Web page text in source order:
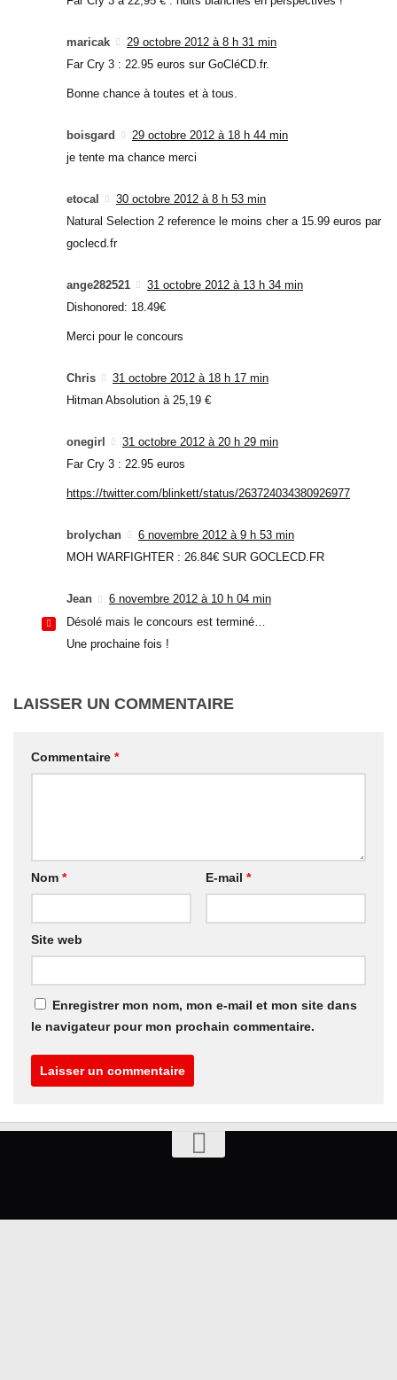
maricak
29 octobre 2012 à 8 h 31 min
Far Cry 3 : 22.95 euros sur GoCléCD.fr.
Bonne chance à toutes et à tous.
boisgard
29 octobre 2012 à 18 h 44 min
je tente ma chance merci
etocal
30 octobre 2012 à 8 h 53 min
Natural Selection 2 reference le moins cher a 15.99 euros par
goclecd.fr
ange282521
31 octobre 2012 à 13 h 34 min
Dishonored: 18.49€
Merci pour le concours
Chris
31 octobre 2012 à 18 h 17 min
Hitman Absolution à 25,19 €
onegirl
31 octobre 2012 à 20 h 29 min
Far Cry 3 : 22.95 euros
https://twitter.com/blinkett/status/263724034380926977
brolychan
6 novembre 2012 à 9 h 53 min
MOH WARFIGHTER : 26.84€ SUR GOCLECD.FR
Jean
6 novembre 2012 à 10 h 04 min
Désolé mais le concours est terminé…
Une prochaine fois !
LAISSER UN COMMENTAIRE
Commentaire *
Nom * E-mail *
Site web
Enregistrer mon nom, mon e-mail et mon site dans
le navigateur pour mon prochain commentaire.